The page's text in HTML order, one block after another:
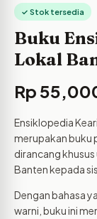
✓ Stok tersedia
Buku
Lokal
Rp
Ensiklopedia
merupakan buku
dirancang
Banten kepada
Dengan bahasa
warni, buku ini